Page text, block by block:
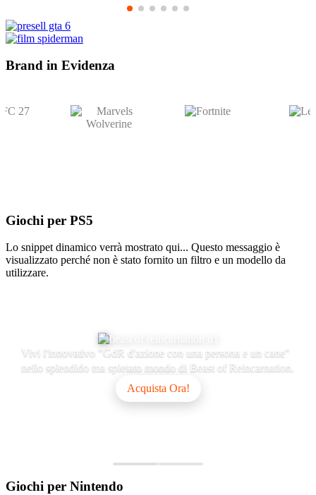
Brand in Evidenza
Giochi per PS5
Lo snippet dinamico verrà mostrato qui... Questo messaggio è
visualizzato perché non è stato fornito un filtro e un modello da
utilizzare.
Vivi l'innovativo "GdR d'azione con una persona e un cane"
nello splendido ma spietato mondo di Beast of Reincarnation.
Acquista Ora!
Giochi per Nintendo